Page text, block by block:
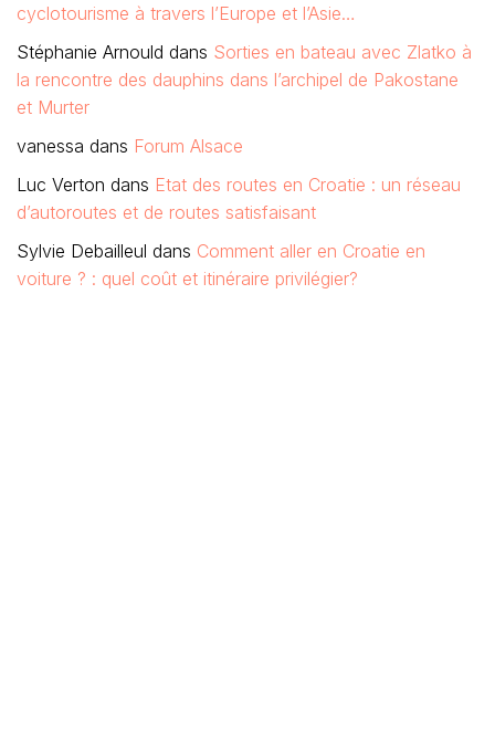
cyclotourisme à travers l’Europe et l’Asie…
Stéphanie Arnould dans Sorties en bateau avec Zlatko à
la rencontre des dauphins dans l’archipel de Pakostane
et Murter
vanessa dans Forum Alsace
Luc Verton dans Etat des routes en Croatie : un réseau
d’autoroutes et de routes satisfaisant
Sylvie Debailleul dans Comment aller en Croatie en
voiture ? : quel coût et itinéraire privilégier?